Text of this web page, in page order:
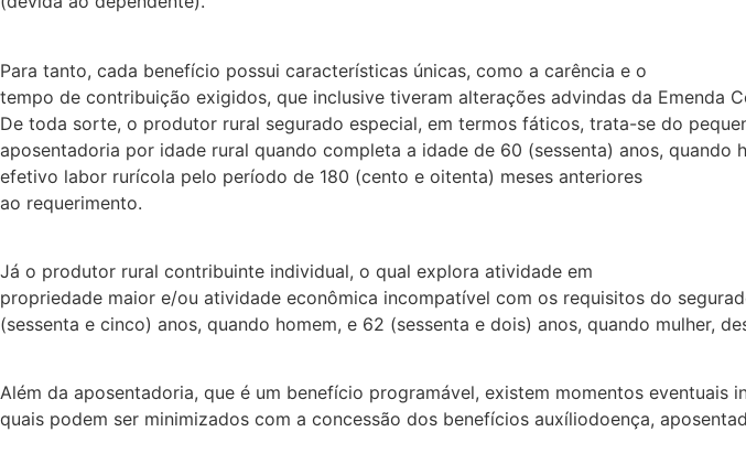
Para tanto, cada benefício possui características únicas, como a carência e o
tempo de contribuição exigidos, que inclusive tiveram alterações advindas da Emenda
De toda sorte, o produtor rural segurado especial, em termos fáticos, trata-se do
aposentadoria por idade rural quando completa a idade de 60 (sessenta) anos,
efetivo labor rurícola pelo período de 180 (cento e oitenta) meses anteriores
ao requerimento.
Já o produtor rural contribuinte individual, o qual explora atividade em
propriedade maior e/ou atividade econômica incompatível com os requisitos do
(sessenta e cinco) anos, quando homem, e 62 (sessenta e dois) anos, quando mulher,
Além da aposentadoria, que é um benefício programável, existem momentos
quais podem ser minimizados com a concessão dos benefícios auxíliodoença,